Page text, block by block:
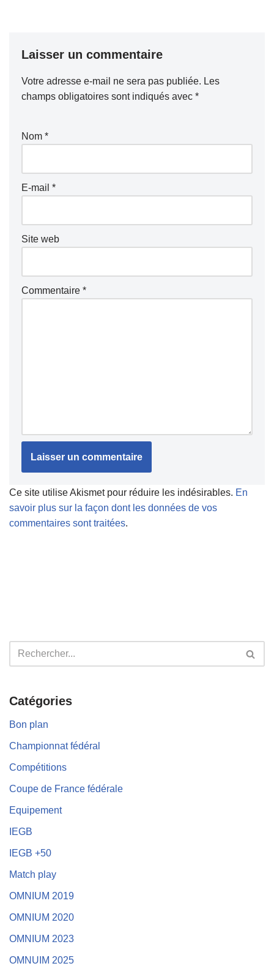
Laisser un commentaire
Votre adresse e-mail ne sera pas publiée. Les
champs obligatoires sont indiqués avec *
Nom *
E-mail *
Site web
Commentaire *
Ce site utilise Akismet pour réduire les indésirables. En
savoir plus sur la façon dont les données de vos
commentaires sont traitées.
Catégories
Bon plan
Championnat fédéral
Compétitions
Coupe de France fédérale
Equipement
IEGB
IEGB +50
Match play
OMNIUM 2019
OMNIUM 2020
OMNIUM 2023
OMNUIM 2025